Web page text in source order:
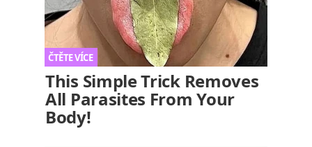
This Simple Trick Removes
All Parasites From Your
Body!